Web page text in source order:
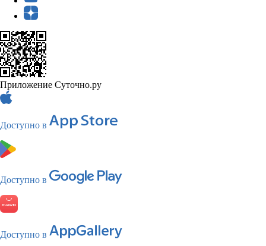
Приложение Суточно.ру
Доступно в
Доступно в
Доступно в